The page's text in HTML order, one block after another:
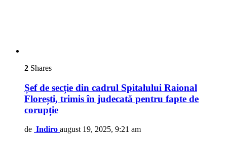
2 Shares
Șef de secție din cadrul Spitalului Raional
Florești, trimis în judecată pentru fapte de
corupție
de Indiro august 19, 2025, 9:21 am